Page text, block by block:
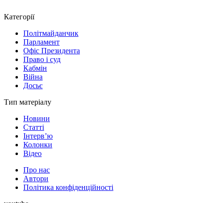
Категорії
Політмайданчик
Парламент
Офіс Президента
Право і суд
Кабмін
Війна
Досьє
Тип матеріалу
Новини
Статті
Інтерв’ю
Колонки
Відео
Про нас
Автори
Політика конфіденційності